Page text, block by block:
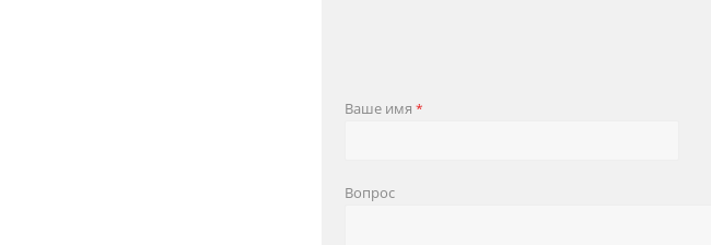
Ваше имя *
Вопрос